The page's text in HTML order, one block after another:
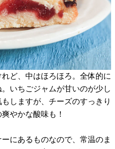
ど、中はほろほろ。全体的に
いちごジャムが甘いのが少し
しますが、チーズのすっきり
やかな酸味も！
にあるものなので、常温のま